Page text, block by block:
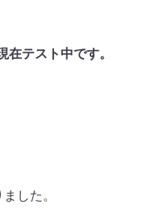
テスト中です。
した。